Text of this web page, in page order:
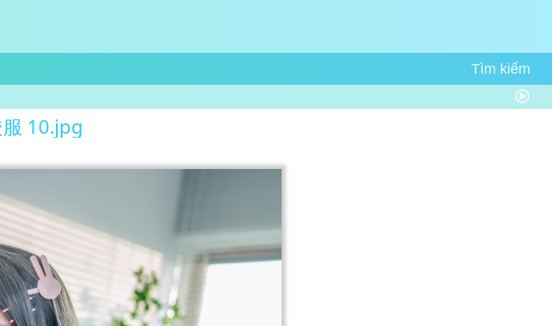
10.jpg